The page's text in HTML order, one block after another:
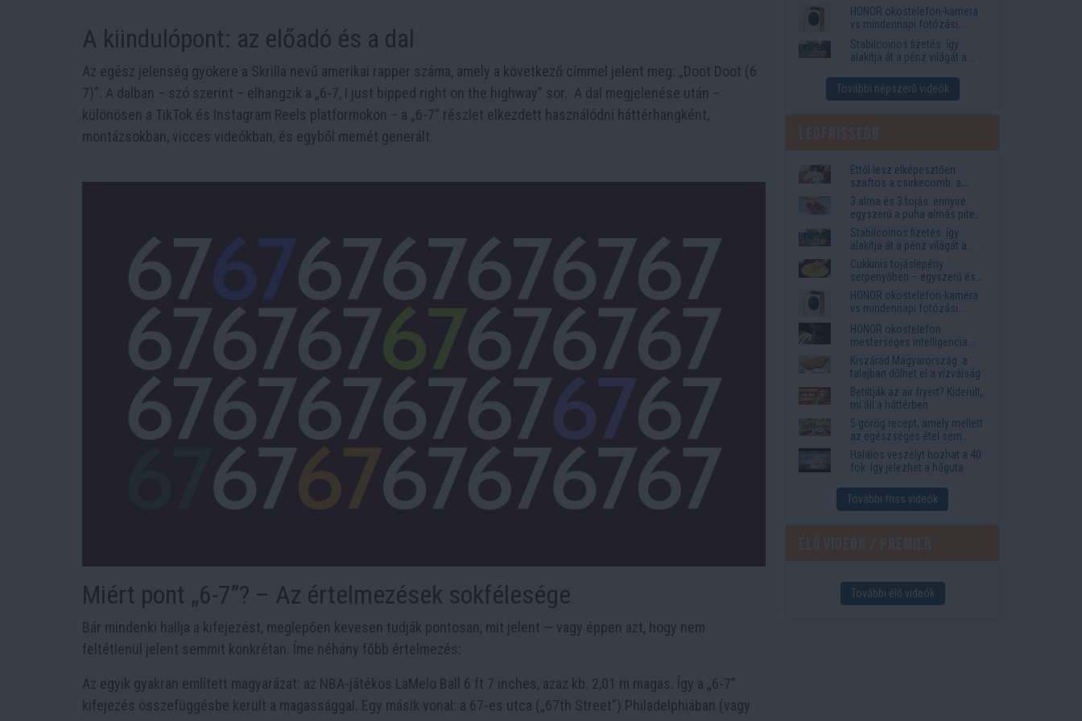
A kiindulópont: az előadó és a dal
Az egész jelenség gyökere a Skrilla nevű amerikai rapper száma, amely a következő címmel jelent meg: „Doot Doot (6
7)”. A dalban – szó szerint – elhangzik a „6-7, I just bipped right on the highway” sor. A dal megjelenése után –
különösen a TikTok és Instagram Reels platformokon – a „6-7” részlet elkezdett használódni háttérhangként,
montázsokban, vicces videókban, és egyből memét generált.
Miért pont „6-7”? – Az értelmezések sokfélesége
Bár mindenki hallja a kifejezést, meglepően kevesen tudják pontosan, mit jelent — vagy éppen azt, hogy nem
feltétlenül jelent semmit konkrétan. Íme néhány főbb értelmezés:
Az egyik gyakran említett magyarázat: az NBA-játékos LaMelo Ball 6 ft 7 inches, azaz kb. 2,01 m magas. Így a „6-7”
kifejezés összefüggésbe került a magassággal. Egy másik vonal: a 67-es utca („67th Street”) Philadelphiában (vagy
funkciók, amelyek
megkönnyítik az életet
HONOR okostelefon-kamera
vs mindennapi fotózási
igények
Stabilcoinos fizetés: így
alakítja át a pénz világát a
Western Union
További népszerű videók
Ettől lesz elképesztően
szaftos a csirkecomb: a
sörös pác a titok
3 alma és 3 tojás: ennyire
egyszerű a puha almás pite
titka
Stabilcoinos fizetés: így
alakítja át a pénz világát a
Visa, a Mastercard és a
Western Union
Cukkinis tojáslepény
serpenyőben – egyszerű és
laktató vacsora
HONOR okostelefon-kamera
vs mindennapi fotózási
igények
HONOR okostelefon
mesterséges intelligencia
funkciók, amelyek
megkönnyítik az életet
Kiszárad Magyarország: a
talajban dőlhet el a vízválság
Betiltják az air fryert? Kiderült,
mi áll a háttérben
5 görög recept, amely mellett
az egészséges étel sem
tűnik lemondásnak
Halálos veszélyt hozhat a 40
fok: így jelezhet a hőguta
További friss videók
További élő videók